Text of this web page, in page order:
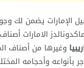
الإمارات يضمن لك
الامارات
وغيرها من أصناف
بأنواعه وأحجامه